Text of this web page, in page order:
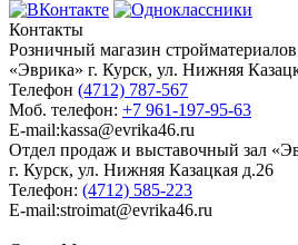
Контакты
Розничный магазин стройматериалов
«Эврика» г. Курск, ул. Нижняя
Телефон (4712) 787-567
Моб. телефон: +7 961-197-95-63
E-mail:kassa@evrika46.ru
Отдел продаж и выставочный зал
г. Курск, ул. Нижняя Казацкая д.26
Телефон: (4712) 585-223
E-mail:stroimat@evrika46.ru